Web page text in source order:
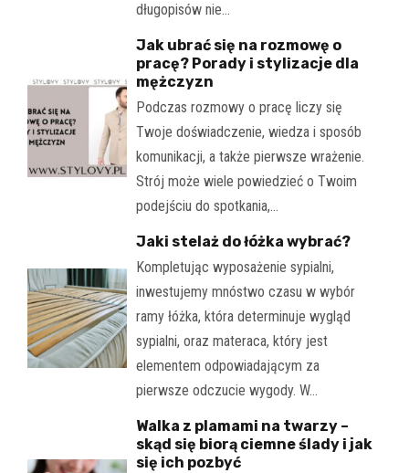
długopisów nie…
Jak ubrać się na rozmowę o
pracę? Porady i stylizacje dla
mężczyzn
Podczas rozmowy o pracę liczy się
Twoje doświadczenie, wiedza i sposób
komunikacji, a także pierwsze wrażenie.
Strój może wiele powiedzieć o Twoim
podejściu do spotkania,…
Jaki stelaż do łóżka wybrać?
Kompletując wyposażenie sypialni,
inwestujemy mnóstwo czasu w wybór
ramy łóżka, która determinuje wygląd
sypialni, oraz materaca, który jest
elementem odpowiadającym za
pierwsze odczucie wygody. W…
Walka z plamami na twarzy –
skąd się biorą ciemne ślady i jak
się ich pozbyć